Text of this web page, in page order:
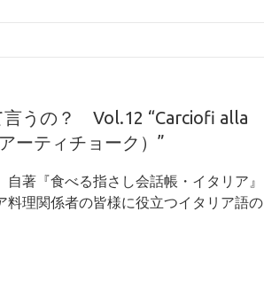
言うの？ Vol.12 “Carciofi alla
ーティチョーク）”
著『食べる指さし会話帳・イタリア』
料理関係者の皆様に役立つイタリア語の